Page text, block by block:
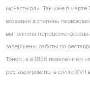
монастыря». Так уже в марте
возведен в степень
выполнена переделка
завершены работы по
Тоном, а в 1856 повелением
реставрированы в стиле XVII